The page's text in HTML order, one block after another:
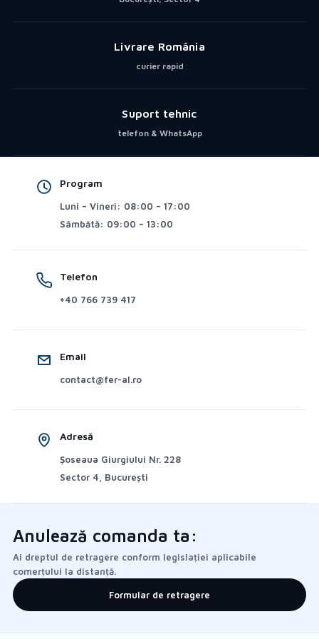
Livrare România
curier rapid
Suport tehnic
telefon & WhatsApp
Program
Luni – Vineri: 08:00 – 17:00
Sâmbătă: 09:00 – 13:00
Telefon
+40 766 739 417
Email
contact@fer-al.ro
Adresă
Șoseaua Giurgiului Nr. 228
Sector 4, București
Anulează comanda ta:
Ai dreptul de retragere conform legislației aplicabile
comerțului la distanță.
Formular de retragere